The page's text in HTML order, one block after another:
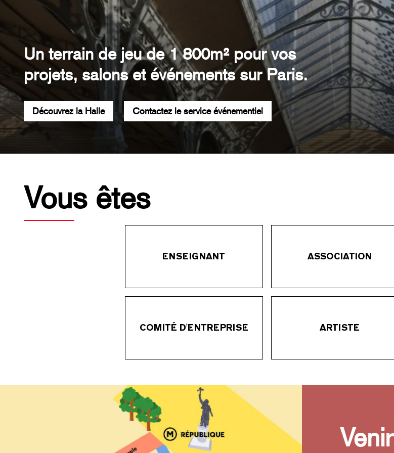
Un terrain de jeu de 1 800m² pour vos
projets, salons et événements sur Paris.
Découvrez la Halle Contactez le service événementiel
Vous êtes
ENSEIGNANT ASSOCIATION
COMITÉ D'ENTREPRISE ARTISTE
Venir